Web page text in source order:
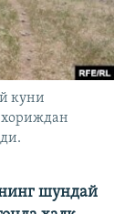
куни
хориждан
шундай